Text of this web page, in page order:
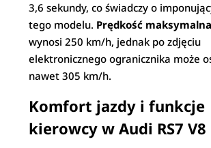
3,6 sekundy, co świadczy o
tego modelu. Prędkość maksymalna
wynosi 250 km/h, jednak po zdjęciu
elektronicznego ogranicznika może
nawet 305 km/h.
Komfort jazdy i funkcje
kierowcy w Audi RS7 V8